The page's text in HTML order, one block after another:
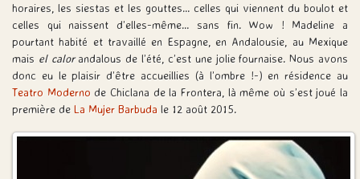
horaires, les siestas et les gouttes… celles qui viennent du boulot et
celles qui naissent d’elles-même… sans fin. Wow ! Madeline a
pourtant habité et travaillé en Espagne, en Andalousie, au Mexique
mais el calorandalous de l’été, c’est une jolie fournaise. Nous avons
donc eu le plaisir d’être accueillies (à l’ombre !-) en résidence au
Teatro Moderno de Chiclana de la Frontera, là même où s’est joué la
première de La Mujer Barbuda le 12 août 2015.